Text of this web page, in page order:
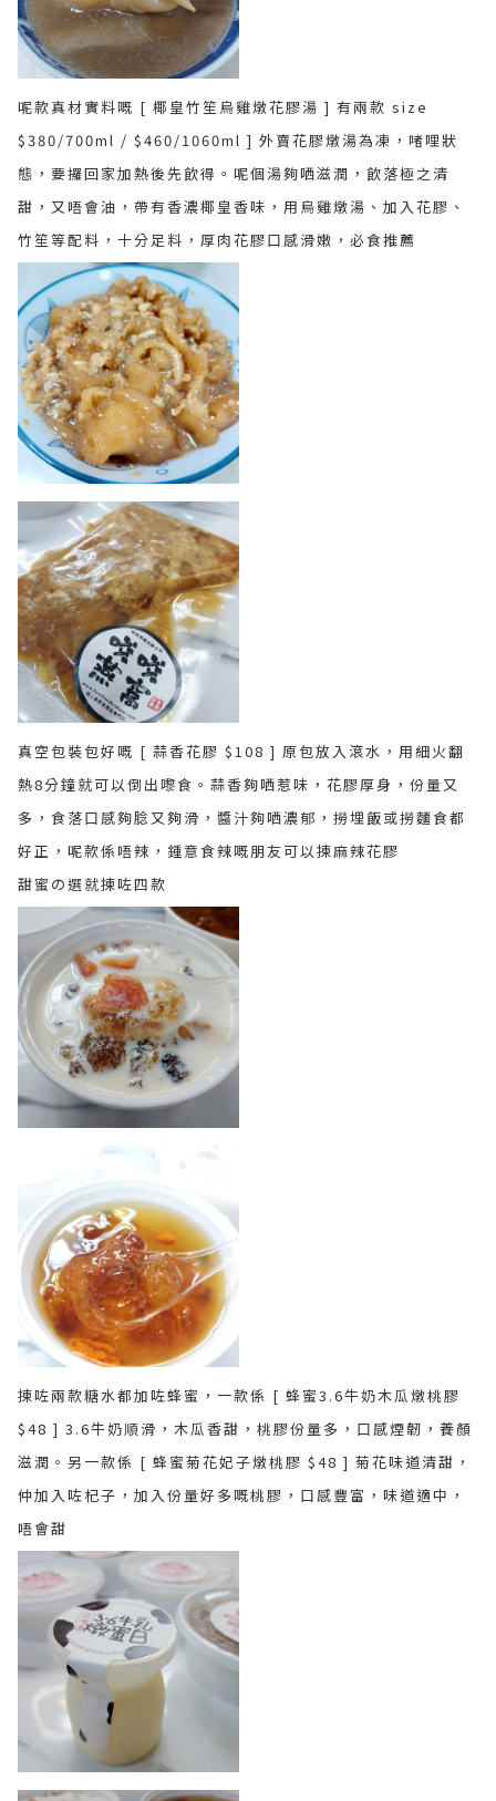
呢款真材實料嘅 [ 椰皇竹笙烏雞燉花膠湯 ] 有兩款 size
$380/700ml / $460/1060ml ] 外賣花膠燉湯為凍，啫哩狀
態，要攞回家加熱後先飲得。呢個湯夠哂滋潤，飲落極之清
甜，又唔會油，帶有香濃椰皇香味，用烏雞燉湯、加入花膠、
竹笙等配料，十分足料，厚肉花膠口感滑嫩，必食推薦
真空包裝包好嘅 [ 蒜香花膠 $108 ] 原包放入滾水，用細火翻
熱8分鐘就可以倒出嚟食。蒜香夠哂惹味，花膠厚身，份量又
多，食落口感夠腍又夠滑，醬汁夠哂濃郁，撈埋飯或撈麵食都
好正，呢款係唔辣，鍾意食辣嘅朋友可以揀麻辣花膠
甜蜜の選就揀咗四款
揀咗兩款糖水都加咗蜂蜜，一款係 [ 蜂蜜3.6牛奶木瓜燉桃膠
$48 ] 3.6牛奶順滑，木瓜香甜，桃膠份量多，口感煙韌，養顏
滋潤。另一款係 [ 蜂蜜菊花妃子燉桃膠 $48 ] 菊花味道清甜，
仲加入咗杞子，加入份量好多嘅桃膠，口感豐富，味道適中，
唔會甜